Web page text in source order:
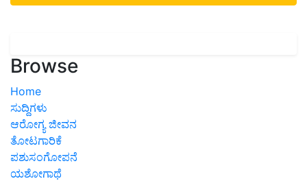
Browse
Home
ಸುದ್ದಿಗಳು
ಆರೋಗ್ಯ ಜೀವನ
ತೋಟಗಾರಿಕೆ
ಪಶುಸಂಗೋಪನೆ
ಯಶೋಗಾಥೆ